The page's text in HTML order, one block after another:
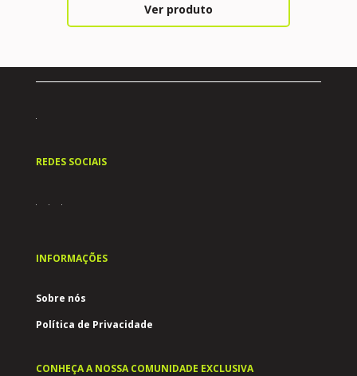
Ver produto
INFORMAÇÕES
Política de Privacidade